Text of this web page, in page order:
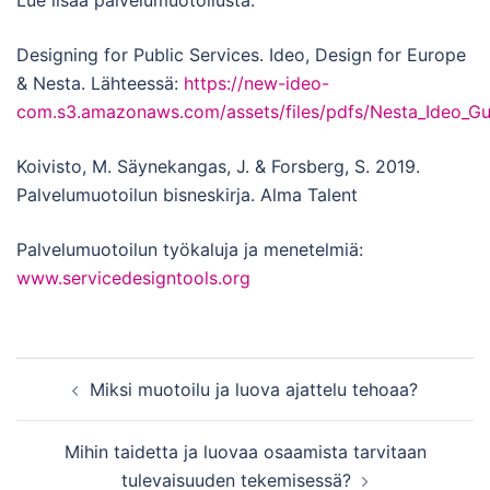
Designing for Public Services. Ideo, Design for Europe
& Nesta. Lähteessä: https://new-ideo-
com.s3.amazonaws.com/assets/files/pdfs/
Koivisto, M. Säynekangas, J. & Forsberg, S. 2019.
Palvelumuotoilun bisneskirja. Alma Talent
Palvelumuotoilun työkaluja ja menetelmiä:
www.servicedesigntools.org
navigationMiksi muotoilu ja luova ajattelu tehoaa?
Mihin taidetta ja luovaa osaamista tarvitaan
tulevaisuuden tekemisessä?